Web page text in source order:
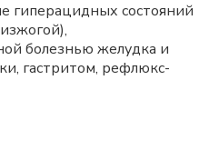
гиперацидных состояний
болезнью желудка и
гастритом, рефлюкс-